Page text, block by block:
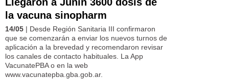
la vacuna sinopharm
14/05 | Desde Región Sanitaria III confirmaron
que se comenzarán a enviar los nuevos turnos de
aplicación a la brevedad y recomendaron revisar
los canales de contacto habituales. La App
VacunatePBA o en la web
www.vacunatepba.gba.gob.ar.